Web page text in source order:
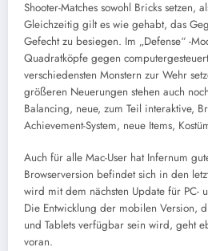
Shooter-Matches sowohl Bricks setzen,
Gleichzeitig gilt es wie gehabt, das
Gefecht zu besiegen. Im „Defense“ -
Quadratköpfe gegen
verschiedensten Monstern zur Wehr
größeren Neuerungen stehen auch
Balancing, neue, zum Teil interaktive,
Achievement-System, neue Items,
Auch für alle Mac-User hat Infernum
Browserversion befindet sich in den
wird mit dem nächsten Update für PC-
Die Entwicklung der mobilen Version,
und Tablets verfügbar sein wird, geht
voran.